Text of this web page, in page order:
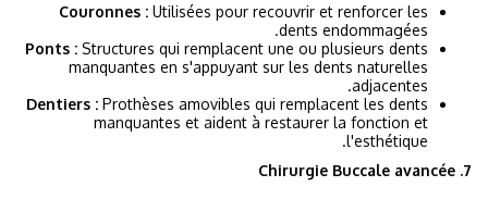
Couronnes : Utilisées pour recouvrir et renforcer les
dents endommagées.
Ponts : Structures qui remplacent une ou plusieurs dents
manquantes en s'appuyant sur les dents naturelles
adjacentes.
Dentiers : Prothèses amovibles qui remplacent les dents
manquantes et aident à restaurer la fonction et
l'esthétique.
7. Chirurgie Buccale avancée